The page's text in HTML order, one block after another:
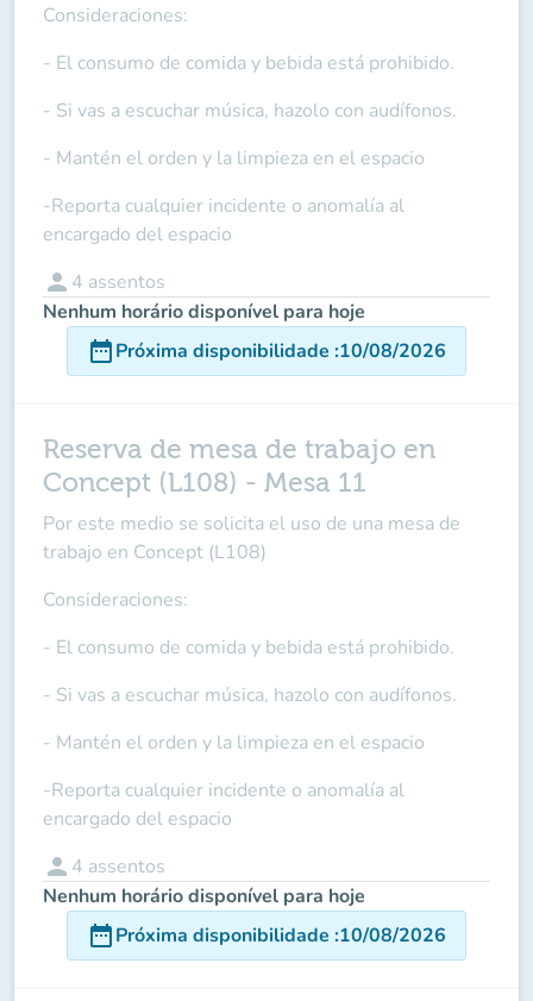
Consideraciones:
- El consumo de comida y bebida está prohibido.
- Si vas a escuchar música, hazolo con audífonos.
- Mantén el orden y la limpieza en el espacio
-Reporta cualquier incidente o anomalía al
encargado del espacio
person 4 assentos
Nenhum horário disponível para hoje
date_rangePróxima disponibilidade :10/08/2026
Reserva de mesa de trabajo en
Concept (L108) - Mesa 11
Por este medio se solicita el uso de una mesa de
trabajo en Concept (L108)
Consideraciones:
- El consumo de comida y bebida está prohibido.
- Si vas a escuchar música, hazolo con audífonos.
- Mantén el orden y la limpieza en el espacio
-Reporta cualquier incidente o anomalía al
encargado del espacio
person 4 assentos
Nenhum horário disponível para hoje
date_rangePróxima disponibilidade :10/08/2026